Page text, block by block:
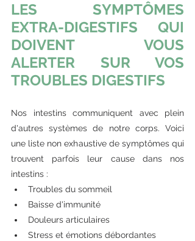
LES SYMPTÔMES
EXTRA-DIGESTIFS QUI
DOIVENT VOUS
ALERTER SUR VOS
TROUBLES DIGESTIFS
Nos intestins communiquent avec plein
d'autres systèmes de notre corps. Voici
une liste non exhaustive de symptômes qui
trouvent parfois leur cause dans nos
intestins :
Troubles du sommeil
Baisse d'immunité
Douleurs articulaires
Stress et émotions débordantes